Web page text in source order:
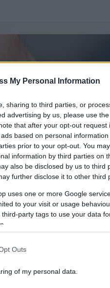
My Personal Information
sharing to third parties, or
advertising by us, please use
that after your opt-out request
based on personal
prior to your opt-out. You
information by third parties on
also be disclosed by us to third
further disclose it to other third
uses one or more Google
to your visit or usage
party tags to use your data
Outs
of my personal data.